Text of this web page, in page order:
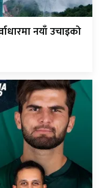
नयाँ उचाइको